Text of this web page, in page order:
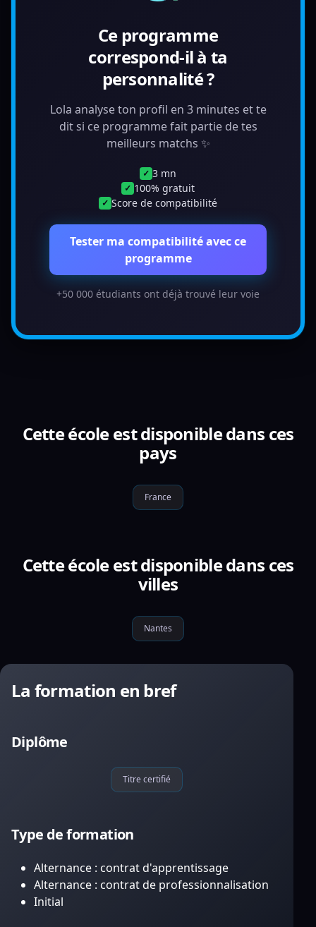
Ce programme
correspond-il à ta
personnalité ?
Lola analyse ton profil en 3 minutes et te
dit si ce programme fait partie de tes
meilleurs matchs ✨
✓ 3 mn
✓ 100% gratuit
✓ Score de compatibilité
Tester ma compatibilité avec ce
programme
+50 000 étudiants ont déjà trouvé leur voie
Cette école est disponible dans ces
pays
France
Cette école est disponible dans ces
villes
Nantes
La formation en bref
Diplôme
Titre certifié
Type de formation
Alternance : contrat d'apprentissage
Alternance : contrat de professionnalisation
Initial